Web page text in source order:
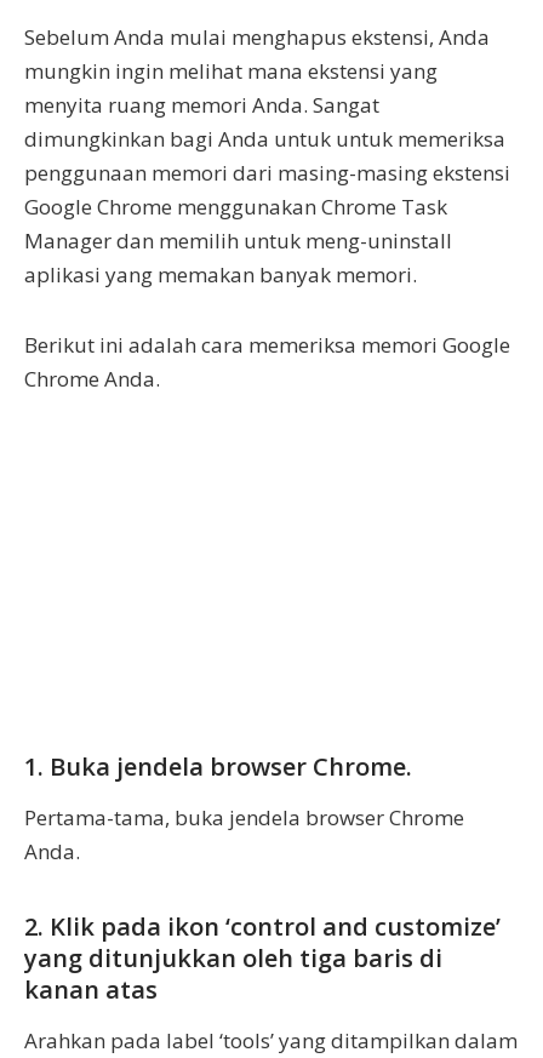
Sebelum Anda mulai menghapus ekstensi, Anda
mungkin ingin melihat mana ekstensi yang
menyita ruang memori Anda. Sangat
dimungkinkan bagi Anda untuk untuk memeriksa
penggunaan memori dari masing-masing ekstensi
Google Chrome menggunakan Chrome Task
Manager dan memilih untuk meng-uninstall
aplikasi yang memakan banyak memori.
Berikut ini adalah cara memeriksa memori Google
Chrome Anda.
1. Buka jendela browser Chrome.
Pertama-tama, buka jendela browser Chrome
Anda.
2. Klik pada ikon ‘control and customize’
yang ditunjukkan oleh tiga baris di
kanan atas
Arahkan pada label ‘tools’ yang ditampilkan dalam